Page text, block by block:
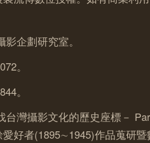
企劃研究室。
。
。
台灣攝影文化的歷史座標－
好者(1895∼1945)作品蒐研